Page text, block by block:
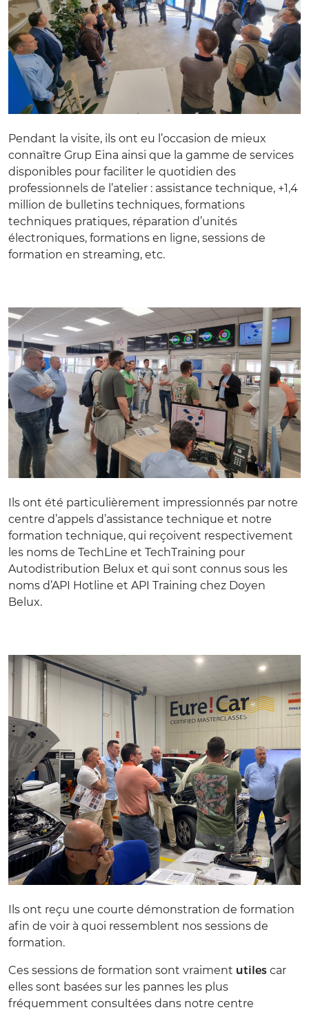
Pendant la visite, ils ont eu l’occasion de mieux
connaître Grup Eina ainsi que la gamme de services
disponibles pour faciliter le quotidien des
professionnels de l’atelier : assistance technique, +1,4
million de bulletins techniques, formations
techniques pratiques, réparation d’unités
électroniques, formations en ligne, sessions de
formation en streaming, etc.
Ils ont été particulièrement impressionnés par notre
centre d’appels d’assistance technique et notre
formation technique, qui reçoivent respectivement
les noms de TechLine et TechTraining pour
Autodistribution Belux et qui sont connus sous les
noms d’API Hotline et API Training chez Doyen
Belux.
Ils ont reçu une courte démonstration de formation
afin de voir à quoi ressemblent nos sessions de
formation.
Ces sessions de formation sont vraiment utiles car
elles sont basées sur les pannes les plus
fréquemment consultées dans notre centre